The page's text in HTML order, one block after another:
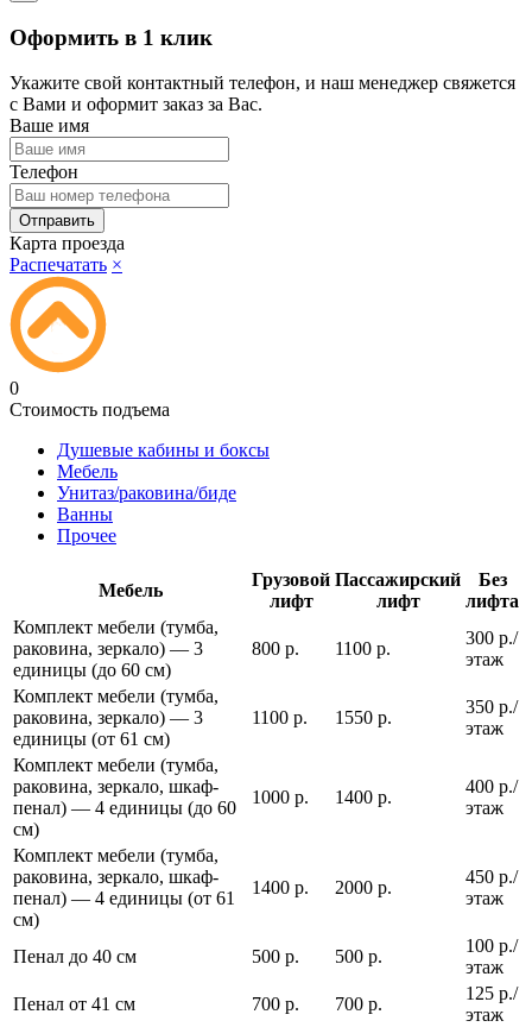
Оформить в 1 клик
Укажите свой контактный телефон, и наш менеджер свяжется
с Вами и оформит заказ за Вас.
Ваше имя
Телефон
Карта проезда
Распечатать ×
0
Стоимость подъема
Душевые кабины и боксы
Мебель
Унитаз/раковина/биде
Ванны
Прочее
Мебель
Грузовой
лифт
Пассажирский
лифт
Без
лифта
Комплект мебели (тумба,
раковина, зеркало) — 3
единицы (до 60 см)
800 р. 1100 р.
300 р./
этаж
Комплект мебели (тумба,
раковина, зеркало) — 3
единицы (от 61 см)
1100 р. 1550 р.
350 р./
этаж
Комплект мебели (тумба,
раковина, зеркало, шкаф-
пенал) — 4 единицы (до 60
см)
1000 р. 1400 р.
400 р./
этаж
Комплект мебели (тумба,
раковина, зеркало, шкаф-
пенал) — 4 единицы (от 61
см)
1400 р. 2000 р.
450 р./
этаж
Пенал до 40 см 500 р. 500 р.
100 р./
этаж
Пенал от 41 см
700 р. 700 р.
125 р./
этаж